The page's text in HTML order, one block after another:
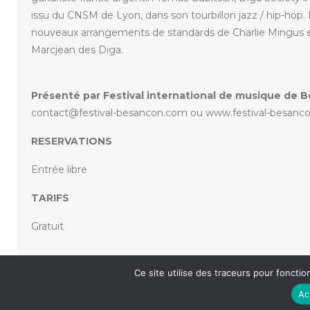
issu du CNSM de Lyon, dans son tourbillon jazz / hip-
nouveaux arrangements de standards de Charlie
Marcjean des Diga.
Présenté par Festival international de musique de
contact@festival-besancon.com ou www.festival-
RESERVATIONS
Entrée libre
TARIFS
Gratuit
FESTIVAL INTERNATIONAL DE MUSIQUE DE
Ce site utilise des traceurs pour